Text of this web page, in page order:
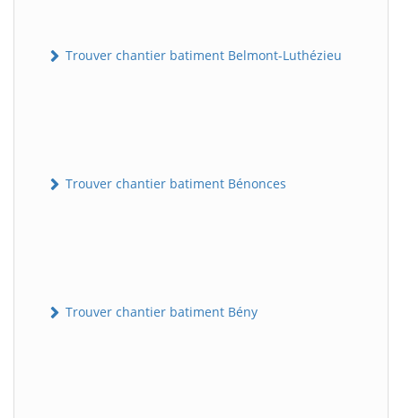
Trouver chantier batiment Belmont-Luthézieu
Trouver chantier batiment Bénonces
Trouver chantier batiment Bény